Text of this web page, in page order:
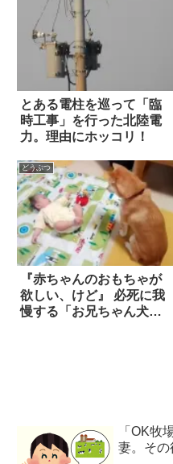
とある電柱を巡って「臨
時工事」を行った北陸電
力。理由にホッコリ！
どうぶつ
『赤ちゃんのおもちゃが
欲しい、けど』 必死に我
慢する「お兄ちゃん犬」
「OK牧
妻。そ